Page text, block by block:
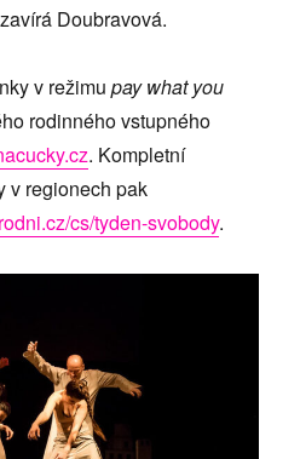
Doubravová.
v režimupay what you
rodinného vstupného
. Kompletní
v regionech pak
cs/tyden-svobody.